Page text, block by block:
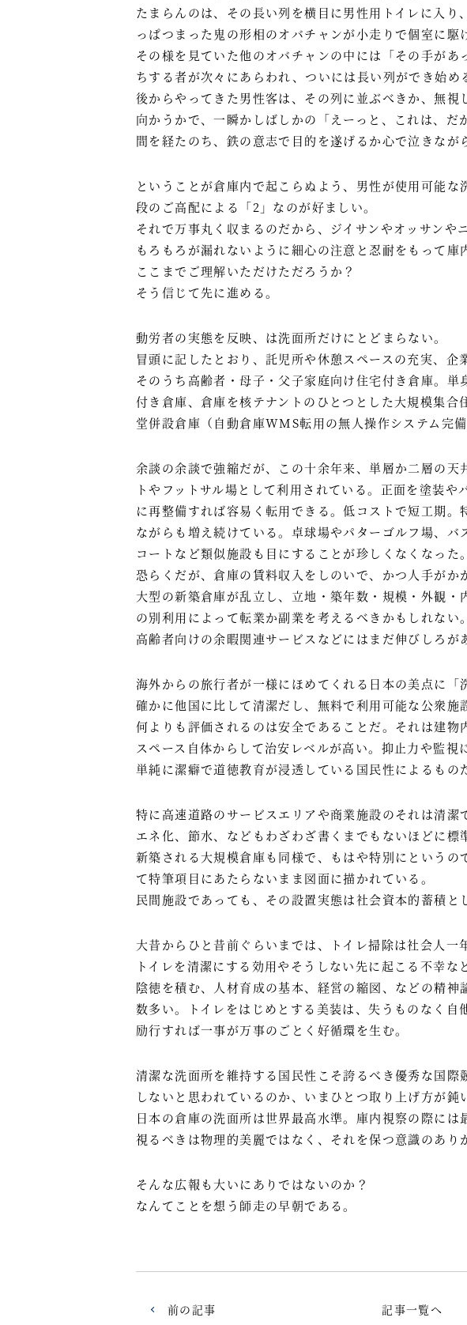
たまらんのは、その長い列を横目に男性用トイレに入り
っぱつまった鬼の形相のオバチャンが小走りで個室に駆
その様を見ていた他のオバチャンの中には「その手があ
ちする者が次々にあらわれ、ついには長い列ができ始め
後からやってきた男性客は、その列に並ぶべきか、無視
向かうかで、一瞬かしばしかの「えーっと、これは、だ
間を経たのち、鉄の意志で目的を遂げるか心で泣きなが
ということが倉庫内で起こらぬよう、男性が使用可能
段のご高配による「2」なのが好ましい。
それで万事丸く収まるのだから、ジイサンやオッサンや
もろもろが漏れないように細心の注意と忍耐をもって庫
ここまでご理解いただけただろうか？
そう信じて先に進める。
動労者の実態を反映、は洗面所だけにとどまらない。
冒頭に記したとおり、託児所や休憩スペースの充実、企
そのうち高齢者・母子・父子家庭向け住宅付き倉庫。
付き倉庫、倉庫を核テナントのひとつとした大規模集合
堂併設倉庫（自動倉庫WMS転用の無人操作システム完
余談の余談で強縮だが、この十余年来、単層か二層の天
トやフットサル場として利用されている。正面を塗装
に再整備すれば容易く転用できる。低コストで短工期
ながらも増え続けている。卓球場やパターゴルフ場、バ
コートなど類似施設も目にすることが珍しくなくなった。
恐らくだが、倉庫の賃料収入をしのいで、かつ人手がか
大型の新築倉庫が乱立し、立地・築年数・規模・外観・
の別利用によって転業か副業を考えるべきかもしれない。
高齢者向けの余暇関連サービスなどにはまだ伸びしろが
海外からの旅行者が一様にほめてくれる日本の美点に「
確かに他国に比して清潔だし、無料で利用可能な公衆施
何よりも評価されるのは安全であることだ。それは建物
スペース自体からして治安レベルが高い。抑止力や監視
単純に潔癖で道徳教育が浸透している国民性によるもの
特に高速道路のサービスエリアや商業施設のそれは清潔
エネ化、節水、などもわざわざ書くまでもないほどに標
新築される大規模倉庫も同様で、もはや特別にというの
て特筆項目にあたらないまま図面に描かれている。
民間施設であっても、その設置実態は社会資本的蓄積と
大昔からひと昔前ぐらいまでは、トイレ掃除は社会人一
トイレを清潔にする効用やそうしない先に起こる不幸な
陰徳を積む、人材育成の基本、経営の縮図、などの精神
数多い。トイレをはじめとする美装は、失うものなく自
励行すれば一事が万事のごとく好循環を生む。
清潔な洗面所を維持する国民性こそ誇るべき優秀な国
しないと思われているのか、いまひとつ取り上げ方が鈍
日本の倉庫の洗面所は世界最高水準。庫内視察の際には
視るべきは物理的美麗ではなく、それを保つ意識のあり
そんな広報も大いにありではないのか？
なんてことを想う師走の早朝である。
前の記事 記事一覧へ